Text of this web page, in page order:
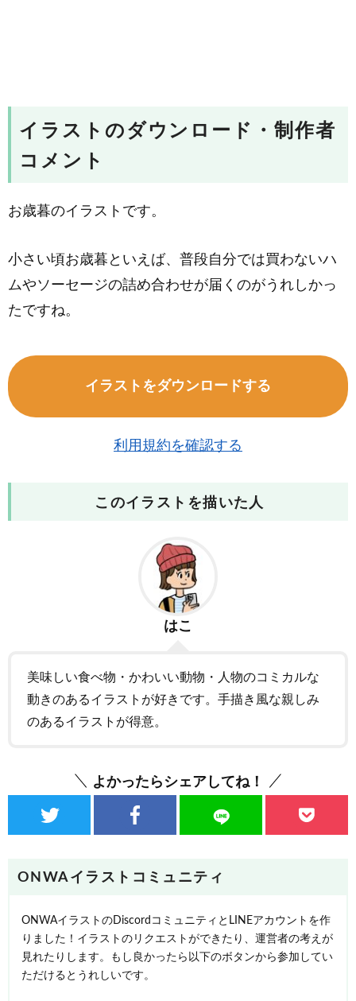
イラストのダウンロード・制作者
コメント
お歳暮のイラストです。
小さい頃お歳暮といえば、普段自分では買わないハ
ムやソーセージの詰め合わせが届くのがうれしかっ
たですね。
イラストをダウンロードする
利用規約を確認する
このイラストを描いた人
はこ
美味しい食べ物・かわいい動物・人物のコミカルな
動きのあるイラストが好きです。手描き風な親しみ
のあるイラストが得意。
よかったらシェアしてね！
ONWAイラストコミュニティ
ONWAイラストのDiscordコミュニティとLINEアカウントを作
りました！イラストのリクエストができたり、運営者の考えが
見れたりします。もし良かったら以下のボタンから参加してい
ただけるとうれしいです。